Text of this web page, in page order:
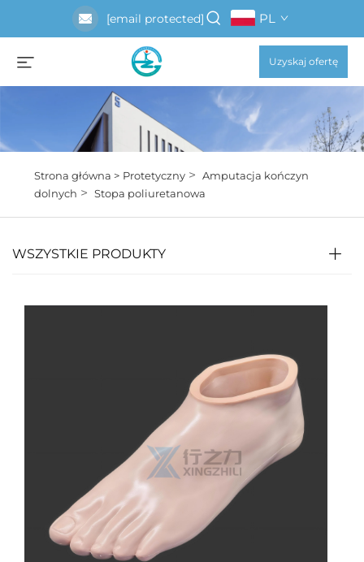
[email protected] PL
Uzyskaj ofertę
Strona główna > Protetyczny> Amputacja kończyn
dolnych > Stopa poliuretanowa
WSZYSTKIE PRODUKTY